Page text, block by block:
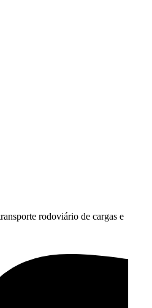
rodoviário de cargas e